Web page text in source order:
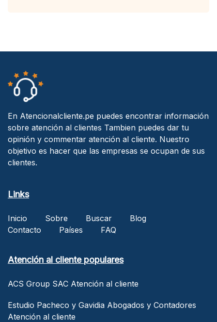
En Atencionalcliente.pe puedes encontrar información
sobre atención al clientes Tambien puedes dar tu
opinión y commentar atención al cliente. Nuestro
objetivo es hacer que las empresas se ocupan de sus
clientes.
Links
Inicio Sobre Buscar
Blog
Contacto
Países FAQ
Atención al cliente populares
ACS Group SAC Atención al cliente
Estudio Pacheco y Gavidia Abogados y Contadores
Atención al cliente